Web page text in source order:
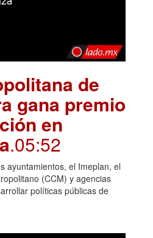
de
gana premio
en
.05:52
ayuntamientos, el Imeplan, el
(CCM) y agencias
políticas públicas de